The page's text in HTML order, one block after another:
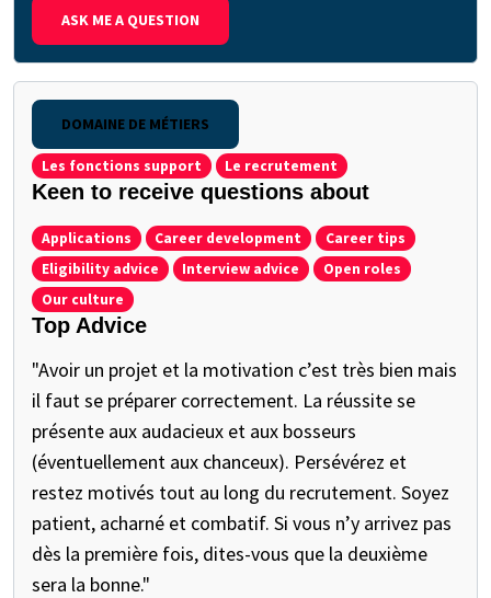
ASK ME A QUESTION
DOMAINE DE MÉTIERS
Les fonctions support Le recrutement
Keen to receive questions about
Applications Career development
Career tips
Eligibility advice
Interview advice
Open roles
Our culture
Top Advice
"Avoir un projet et la motivation c’est très bien mais
il faut se préparer correctement. La réussite se
présente aux audacieux et aux bosseurs
(éventuellement aux chanceux). Persévérez et
restez motivés tout au long du recrutement. Soyez
patient, acharné et combatif. Si vous n’y arrivez pas
dès la première fois, dites-vous que la deuxième
sera la bonne."